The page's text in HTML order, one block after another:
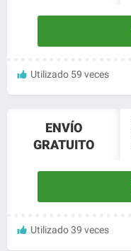
Utilizado 59 veces
ENVÍO
GRATUITO
Utilizado 39 veces